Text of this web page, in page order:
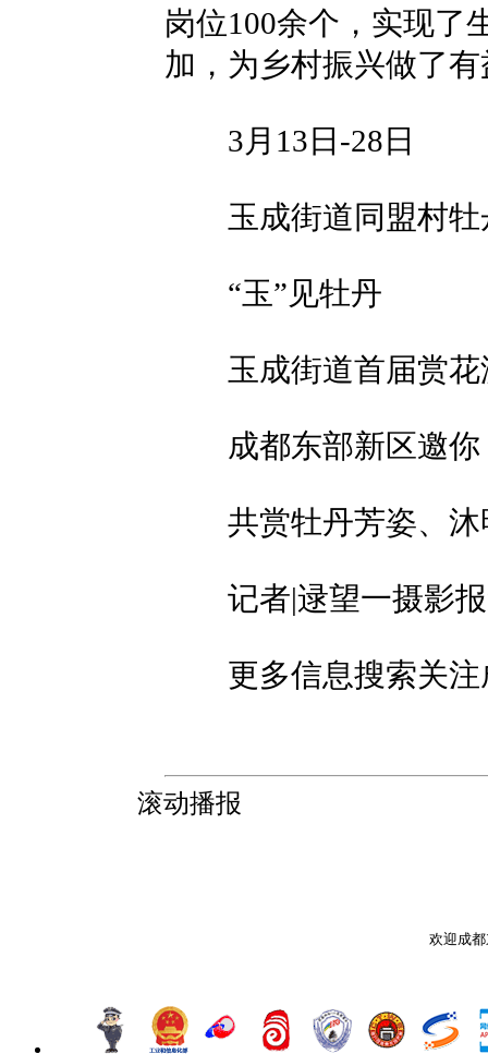
岗位100余个，实现了
加，为乡村振兴做了
3月13日-28日
玉成街道同盟村牡
“玉”见牡丹
玉成街道首届赏花
成都东部新区邀你
共赏牡丹芳姿、沐
记者|逯望一摄影
更多信息搜索关注
滚动播报
欢迎成